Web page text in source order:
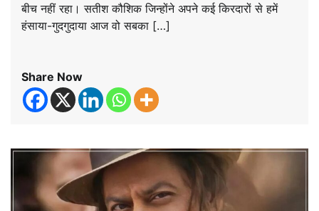
बीच नहीं रहा। सतीश कौशिक जिन्होंने अपने कई किरदारों से हमें
हंसाया-गुदगुदाया आज वो सबका […]
Share Now